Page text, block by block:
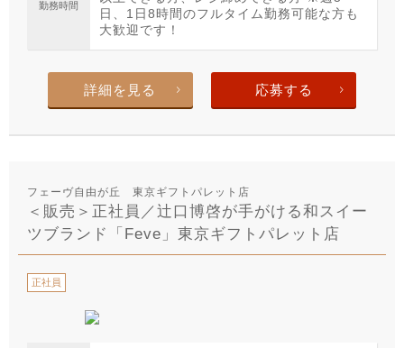
勤務時間
日、1日8時間のフルタイム勤務可能な方も
大歓迎です！
詳細を見る 応募する
フェーヴ自由が丘 東京ギフトパレット店
＜販売＞正社員／辻口博啓が手がける和スイー
ツブランド「Feve」東京ギフトパレット店
正社員